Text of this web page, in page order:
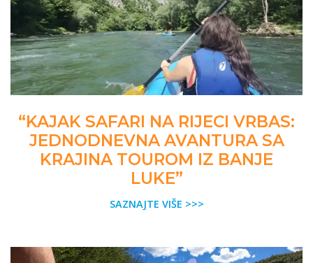
“KAJAK SAFARI NA RIJECI VRBAS:
JEDNODNEVNA AVANTURA SA
KRAJINA TOUROM IZ BANJE
LUKE”
SAZNAJTE VIŠE >>>